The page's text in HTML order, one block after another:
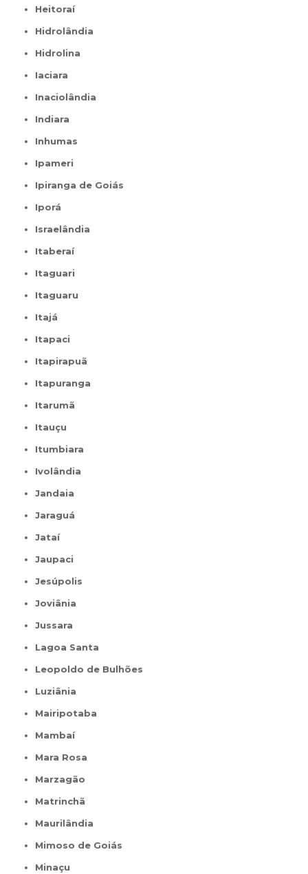
Heitoraí
Hidrolândia
Hidrolina
Iaciara
Inaciolândia
Indiara
Inhumas
Ipameri
Ipiranga de Goiás
Iporá
Israelândia
Itaberaí
Itaguari
Itaguaru
Itajá
Itapaci
Itapirapuã
Itapuranga
Itarumã
Itauçu
Itumbiara
Ivolândia
Jandaia
Jaraguá
Jataí
Jaupaci
Jesúpolis
Joviânia
Jussara
Lagoa Santa
Leopoldo de Bulhões
Luziânia
Mairipotaba
Mambaí
Mara Rosa
Marzagão
Matrinchã
Maurilândia
Mimoso de Goiás
Minaçu